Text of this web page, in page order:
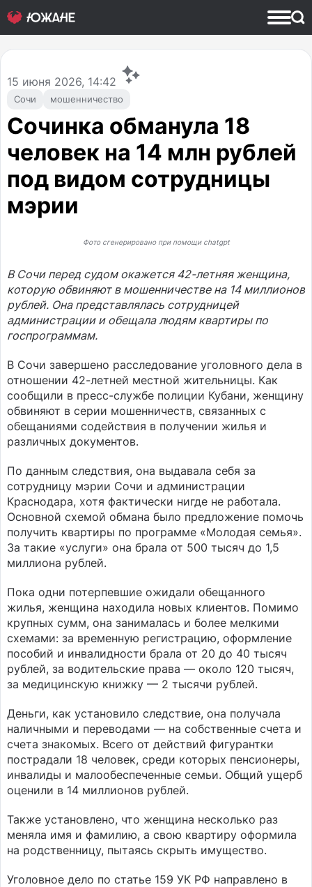
Сочи мошенничество
15 июня 2026, 14:42
Сочинка обманула 18
человек на 14 млн рублей
под видом сотрудницы
мэрии
Фото сгенерировано при помощи chatgpt
В Сочи перед судом окажется 42-летняя женщина,
которую обвиняют в мошенничестве на 14 миллионов
рублей. Она представлялась сотрудницей
администрации и обещала людям квартиры по
госпрограммам.
В Сочи завершено расследование уголовного дела в
отношении 42-летней местной жительницы. Как
сообщили в пресс-службе полиции Кубани, женщину
обвиняют в серии мошенничеств, связанных с
обещаниями содействия в получении жилья и
различных документов.
По данным следствия, она выдавала себя за
сотрудницу мэрии Сочи и администрации
Краснодара, хотя фактически нигде не работала.
Основной схемой обмана было предложение помочь
получить квартиры по программе «Молодая семья».
За такие «услуги» она брала от 500 тысяч до 1,5
миллиона рублей.
Пока одни потерпевшие ожидали обещанного
жилья, женщина находила новых клиентов. Помимо
крупных сумм, она занималась и более мелкими
схемами: за временную регистрацию, оформление
пособий и инвалидности брала от 20 до 40 тысяч
рублей, за водительские права — около 120 тысяч,
за медицинскую книжку — 2 тысячи рублей.
Деньги, как установило следствие, она получала
наличными и переводами — на собственные счета и
счета знакомых. Всего от действий фигурантки
пострадали 18 человек, среди которых пенсионеры,
инвалиды и малообеспеченные семьи. Общий ущерб
оценили в 14 миллионов рублей.
Также установлено, что женщина несколько раз
меняла имя и фамилию, а свою квартиру оформила
на родственницу, пытаясь скрыть имущество.
Уголовное дело по статье 159 УК РФ направлено в